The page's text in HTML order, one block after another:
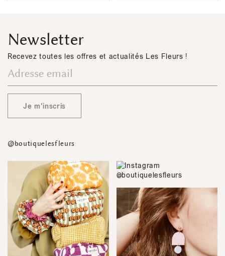
Newsletter
Recevez toutes les offres et actualités Les Fleurs !
Je m'inscris
@boutiquelesfleurs